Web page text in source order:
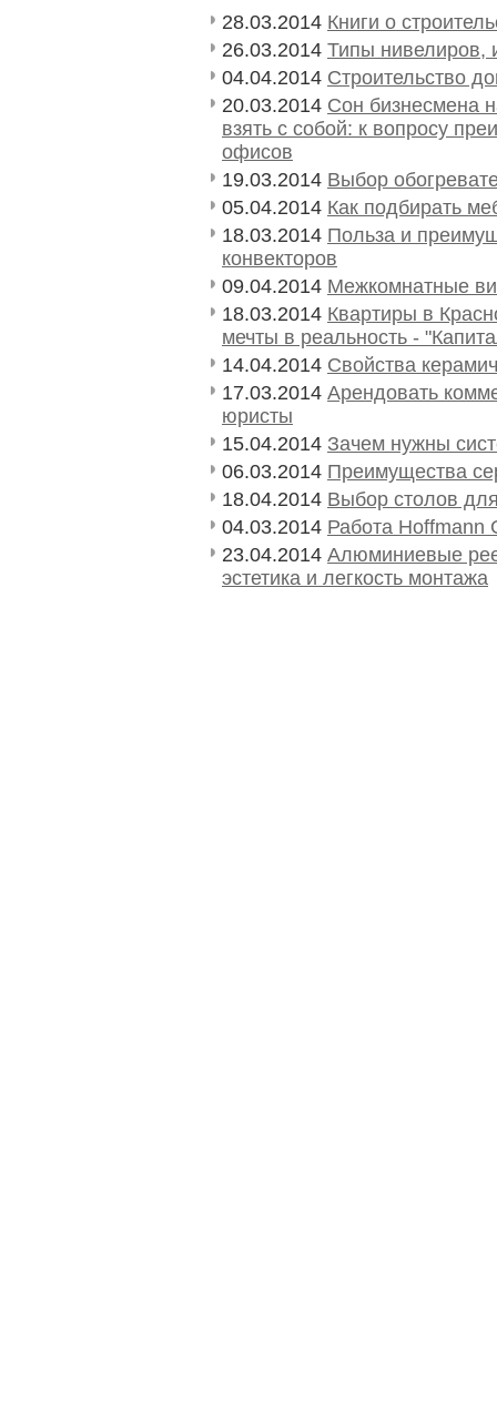
28.03.2014 Книги о
26.03.2014 Типы нивелиров,
04.04.2014 Строительство
20.03.2014 Сон бизнесмена
взять с собой: к вопросу
офисов
19.03.2014 Выбор
05.04.2014 Как подбирать
18.03.2014 Польза и
конвекторов
09.04.2014 Межкомнатные
18.03.2014 Квартиры в
мечты в реальность -
14.04.2014 Свойства
17.03.2014 Арендовать
юристы
15.04.2014 Зачем нужны
06.03.2014 Преимущества
18.04.2014 Выбор столов
04.03.2014 Работа Hoffmann
23.04.2014 Алюминиевые
эстетика и легкость монтажа